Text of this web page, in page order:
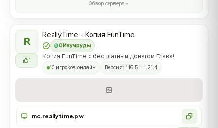
Обзор сервера
R
1
0 Изумруды
ReallyTime - Копия FunTime
Копия FunTime с бесплатным донатом Глава!
10 игроков онлайн Версия: 1.16.5 – 1.21.4
mc.reallytime.pw